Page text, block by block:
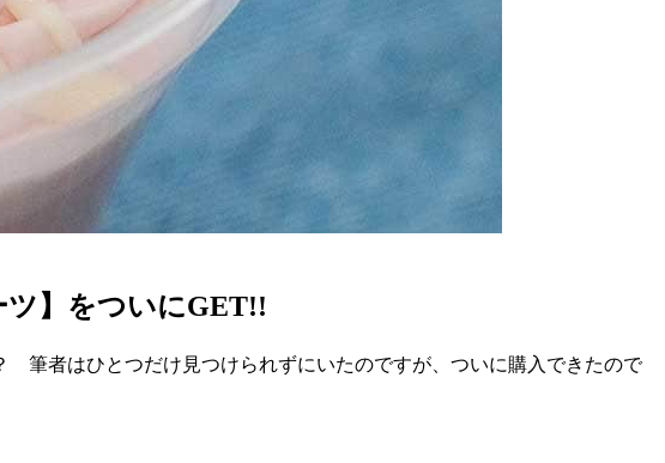
ツ】をついにGET!!
筆者はひとつだけ見つけられずにいたのですが、ついに購入できたので